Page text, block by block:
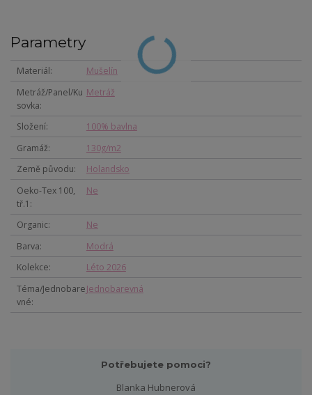
Parametry
Materiál
Mušelín
Metráž/Panel/Ku
sovka
Metráž
Složení
100% bavlna
Gramáž
130g/m2
Země původu
Holandsko
Oeko-Tex 100,
tř.1
Ne
Organic
Ne
Barva
Modrá
Kolekce
Léto 2026
Téma/Jednobare
vné
Jednobarevná
Potřebujete pomoci?
Blanka Hubnerová